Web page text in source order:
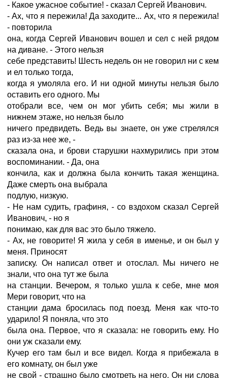
- Какое ужасное событие! - сказал Сергей Иванович.
- Ах, что я пережила! Да заходите... Ах, что я пережила!
- повторила
она, когда Сергей Иванович вошел и сел с ней рядом
на диване. - Этого нельзя
себе представить! Шесть недель он не говорил ни с кем
и ел только тогда,
когда я умоляла его. И ни одной минуты нельзя было
оставить его одного. Мы
отобрали все, чем он мог убить себя; мы жили в
нижнем этаже, но нельзя было
ничего предвидеть. Ведь вы знаете, он уже стрелялся
раз из-за нее же, -
сказала она, и брови старушки нахмурились при этом
воспоминании. - Да, она
кончила, как и должна была кончить такая женщина.
Даже смерть она выбрала
подлую, низкую.
- Не нам судить, графиня, - со вздохом сказал Сергей
Иванович, - но я
понимаю, как для вас это было тяжело.
- Ах, не говорите! Я жила у себя в именье, и он был у
меня. Приносят
записку. Он написал ответ и отослал. Мы ничего не
знали, что она тут же была
на станции. Вечером, я только ушла к себе, мне моя
Мери говорит, что на
станции дама бросилась под поезд. Меня как что-то
ударило! Я поняла, что это
была она. Первое, что я сказала: не говорить ему. Но
они уж сказали ему.
Кучер его там был и все видел. Когда я прибежала в
его комнату, он был уже
не свой - страшно было смотреть на него. Он ни слова